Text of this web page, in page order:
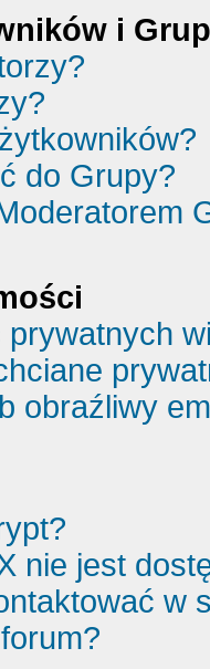
i
do Grupy?
prywatnych
obraźliwy
nie jest
w